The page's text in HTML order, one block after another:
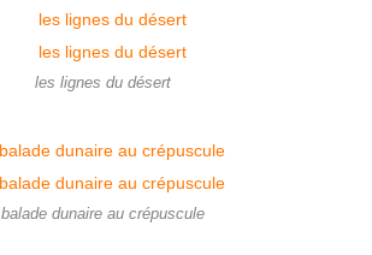
les lignes du désert
balade dunaire au crépuscule